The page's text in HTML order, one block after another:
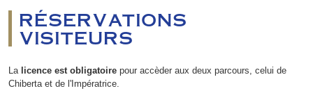
RÉSERVATIONS
VISITEURS
La licence est obligatoire pour accèder aux deux parcours, celui de
Chiberta et de l'Impératrice.